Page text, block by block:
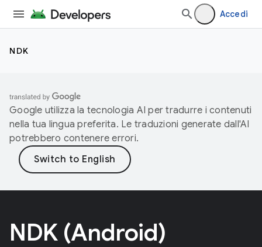
Accedi
NDK
Google utilizza la tecnologia AI per tradurre i contenuti
nella tua lingua preferita. Le traduzioni generate dall'AI
potrebbero contenere errori.
NDK (Android)